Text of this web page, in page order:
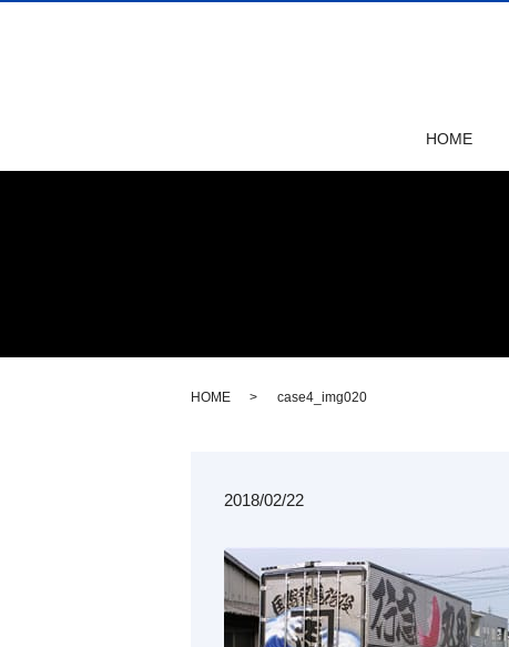
HOME
HOME case4_img020
2018/02/22